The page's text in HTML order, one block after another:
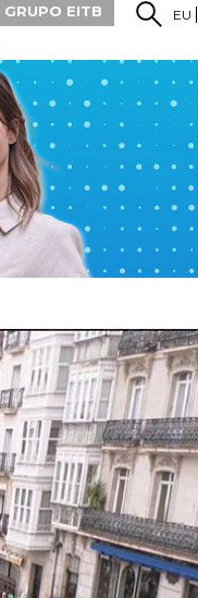
GRUPO EITB EU